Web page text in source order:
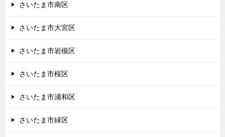
さいたま市南区
さいたま市大宮区
さいたま市岩槻区
さいたま市桜区
さいたま市浦和区
さいたま市緑区